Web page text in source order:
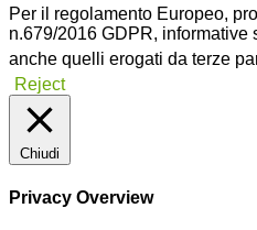
Per il regolamento Europeo,
n.679/2016 GDPR, informative
anche quelli erogati da terze
Reject
Chiudi
Privacy Overview